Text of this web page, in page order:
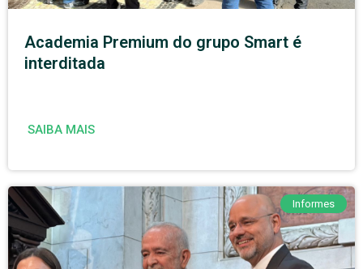
Academia Premium do grupo Smart é
interditada
SAIBA MAIS
Informes